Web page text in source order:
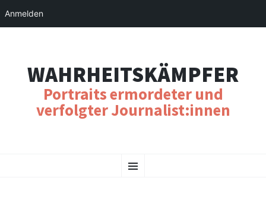
WAHRHEITSKÄMPFER
Portraits ermordeter und
verfolgter Journalist:innen
Menu
TO
Anmelden